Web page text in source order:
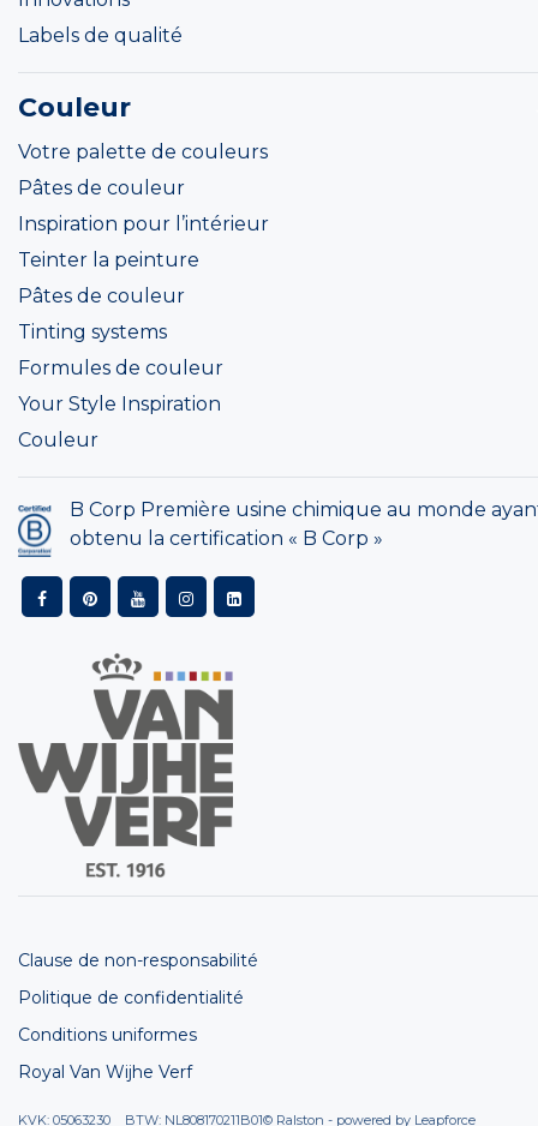
Labels de qualité
Couleur
Votre palette de couleurs
Pâtes de couleur
Inspiration pour l’intérieur
Teinter la peinture
Pâtes de couleur
Tinting systems
Formules de couleur
Your Style Inspiration
Couleur
B Corp Première usine chimique au monde
obtenu la certification « B Corp »
Clause de non-responsabilité
Politique de confidentialité
Conditions uniformes
Royal Van Wijhe Verf
KVK: 05063230 BTW: NL808170211B01© Ralston - powered by Leapforce